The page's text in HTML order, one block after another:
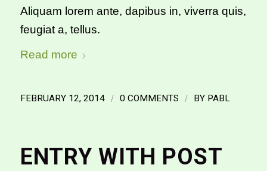
Aliquam lorem ante, dapibus in, viverra quis,
feugiat a, tellus.
Read more
FEBRUARY 12, 2014 / 0 COMMENTS / BY PABL
ENTRY WITH POST